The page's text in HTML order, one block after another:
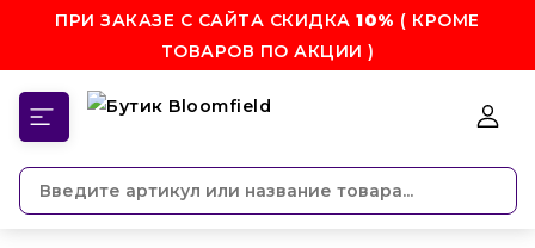
ПРИ ЗАКАЗЕ С САЙТА СКИДКА10% ( КРОМЕ
ТОВАРОВ ПО АКЦИИ )